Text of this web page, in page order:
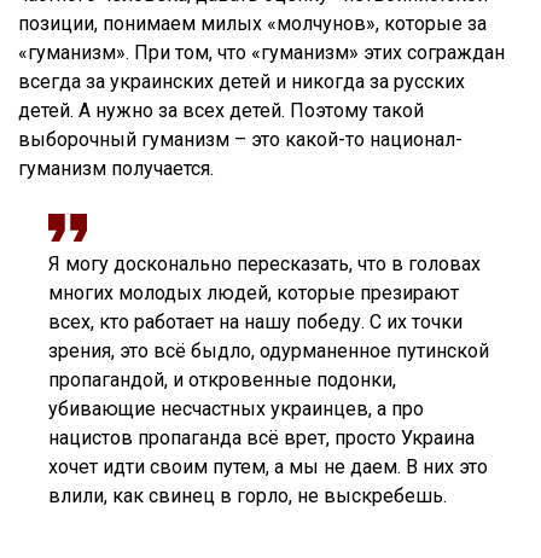
позиции, понимаем милых «молчунов», которые за
«гуманизм». При том, что «гуманизм» этих сограждан
всегда за украинских детей и никогда за русских
детей. А нужно за всех детей. Поэтому такой
выборочный гуманизм – это какой-то национал-
гуманизм получается.
Я могу досконально пересказать, что в головах
многих молодых людей, которые презирают
всех, кто работает на нашу победу. С их точки
зрения, это всё быдло, одурманенное путинской
пропагандой, и откровенные подонки,
убивающие несчастных украинцев, а про
нацистов пропаганда всё врет, просто Украина
хочет идти своим путем, а мы не даем. В них это
влили, как свинец в горло, не выскребешь.